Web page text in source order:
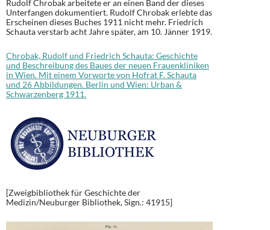
Rudolf Chrobak arbeitete er an einen Band der dieses
Unterfangen dokumentiert. Rudolf Chrobak erlebte das
Erscheinen dieses Buches 1911 nicht mehr. Friedrich
Schauta verstarb acht Jahre später, am 10. Jänner 1919.
Chrobak, Rudolf und Friedrich Schauta: Geschichte
und Beschreibung des Baues der neuen Frauenkliniken
in Wien. Mit einem Vorworte von Hofrat F. Schauta
und 26 Abbildungen. Berlin und Wien: Urban &
Schwarzenberg 1911.
[Zweigbibliothek für Geschichte der
Medizin/Neuburger Bibliothek, Sign.: 41915]